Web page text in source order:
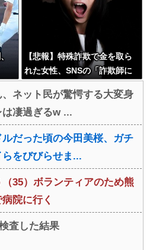
【悲報】特殊詐欺で金を取ら
れた女性、SNSの「詐欺師に
ます」」に釣られさらに240万
円失うｗｗｗｗ
、ネット民が驚愕する大変身
凄過ぎるw ...
ルだった頃の今田美桜、ガチ
をびびらせま...
（35）ボランティアのため熊
院に行く
査した結果